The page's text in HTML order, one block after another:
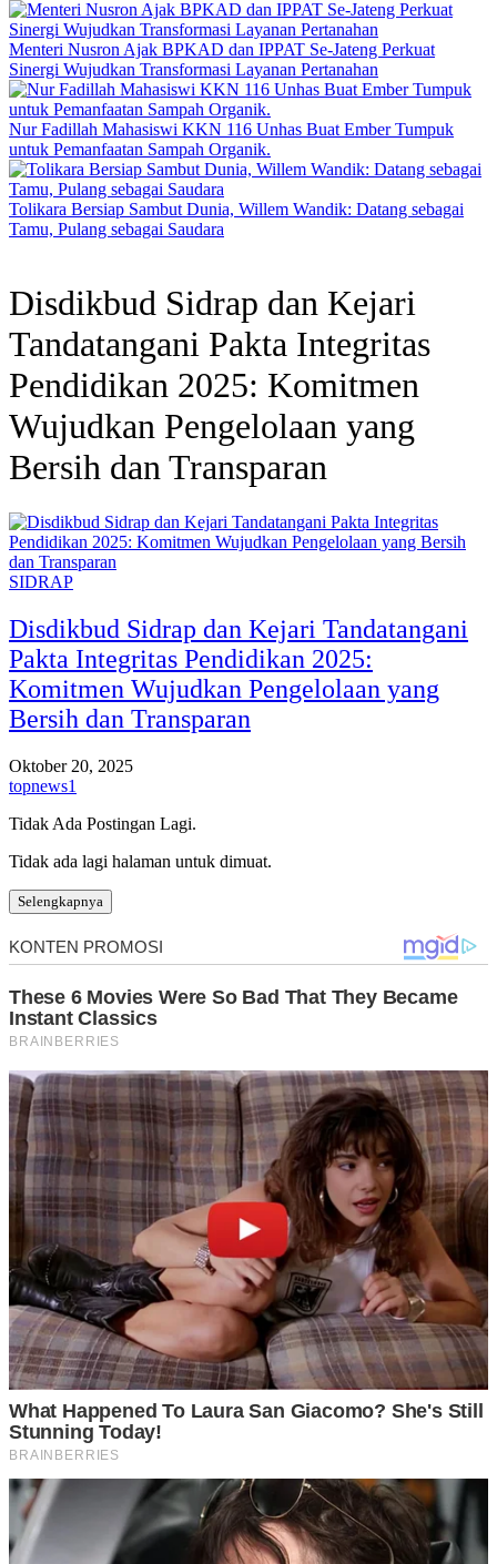
Menteri Nusron Ajak BPKAD dan IPPAT Se-Jateng Perkuat
Sinergi Wujudkan Transformasi Layanan Pertanahan
Nur Fadillah Mahasiswi KKN 116 Unhas Buat Ember Tumpuk
untuk Pemanfaatan Sampah Organik.
Tolikara Bersiap Sambut Dunia, Willem Wandik: Datang sebagai
Tamu, Pulang sebagai Saudara
Disdikbud Sidrap dan Kejari
Tandatangani Pakta Integritas
Pendidikan 2025: Komitmen
Wujudkan Pengelolaan yang
Bersih dan Transparan
SIDRAP
Disdikbud Sidrap dan Kejari Tandatangani
Pakta Integritas Pendidikan 2025:
Komitmen Wujudkan Pengelolaan yang
Bersih dan Transparan
Oktober 20, 2025
topnews1
Tidak Ada Postingan Lagi.
Tidak ada lagi halaman untuk dimuat.
Selengkapnya